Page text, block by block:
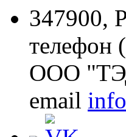
347900,
телефон
ООО
email